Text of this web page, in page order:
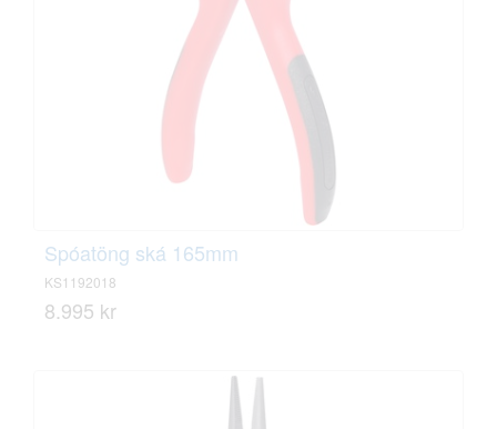
Spóatöng ská 165mm
KS1192018
8.995 kr